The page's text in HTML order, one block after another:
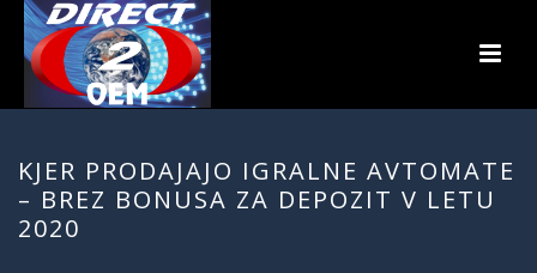
KJER PRODAJAJO IGRALNE AVTOMATE
– BREZ BONUSA ZA DEPOZIT V LETU
2020